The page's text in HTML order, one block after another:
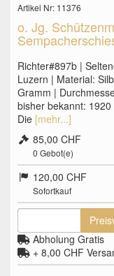
Artikel Nr: 11376
o. Jg.
Richter#897b |
Luzern | Material:
Gramm |
bisher bekannt:
Die [mehr...]
85,00 CHF
0 Gebot(e)
120,00 CHF
Sofortkauf
Abholung Gratis
+ 8,00 CHF